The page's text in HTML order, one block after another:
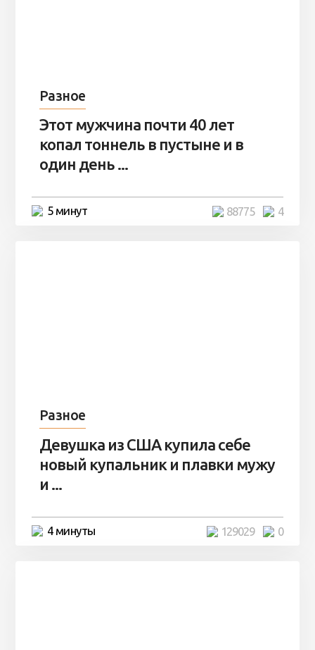
Разное
Этот мужчина почти 40 лет
копал тоннель в пустыне и в
один день ...
5 минут 4
88775
Разное
Девушка из США купила себе
новый купальник и плавки мужу
и ...
4 минуты 0
129029